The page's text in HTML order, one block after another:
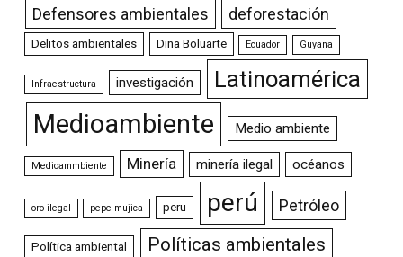
Defensores ambientales deforestación
Delitos ambientales Dina Boluarte Ecuador Guyana
Infraestructura investigación Latinoamérica
Medioambiente Medio ambiente
Medioammbiente Minería minería ilegal océanos
oro ilegal pepe mujica peru perú Petróleo
Política ambiental Políticas ambientales